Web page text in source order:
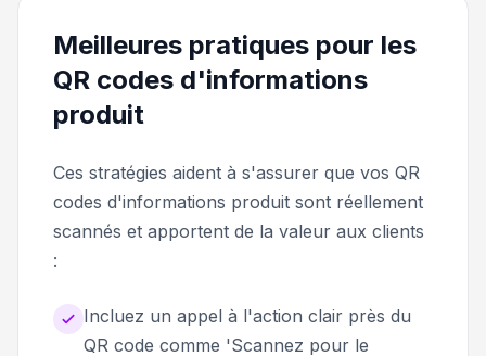
Meilleures pratiques pour les
QR codes d'informations
produit
Ces stratégies aident à s'assurer que vos QR
codes d'informations produit sont réellement
scannés et apportent de la valeur aux clients
:
Incluez un appel à l'action clair près du
QR code comme 'Scannez pour le